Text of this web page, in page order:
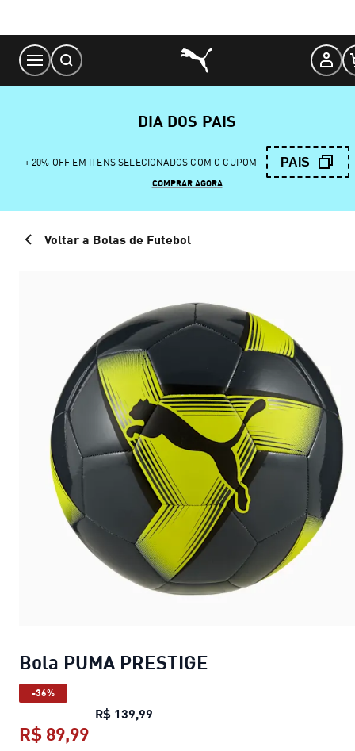
Content
DIA DOS PAIS
+ 20% OFF EM ITENS SELECIONADOS COM O CUPOM PAIS
COMPRAR AGORA
Voltar a Bolas de Futebol
Bola PUMA PRESTIGE
-36%
R$ 139,99Bola PUMA PRESTIGE
R$ 89,99